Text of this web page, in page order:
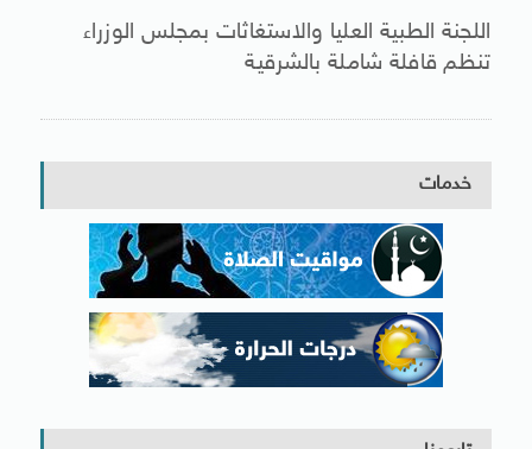
اللجنة الطبية العليا والاستغاثات بمجلس الوزراء
تنظم قافلة شاملة بالشرقية
خدمات